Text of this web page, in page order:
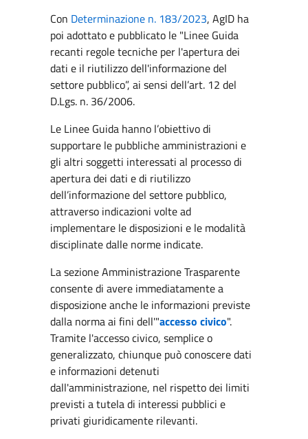
Con Determinazione n. 183/2023, AgID ha
poi adottato e pubblicato le "Linee Guida
recanti regole tecniche per l'apertura dei
dati e il riutilizzo dell'informazione del
settore pubblico”, ai sensi dell’art. 12 del
D.Lgs. n. 36/2006.
Le Linee Guida hanno l’obiettivo di
supportare le pubbliche amministrazioni e
gli altri soggetti interessati al processo di
apertura dei dati e di riutilizzo
dell’informazione del settore pubblico,
attraverso indicazioni volte ad
implementare le disposizioni e le modalità
disciplinate dalle norme indicate.
La sezione Amministrazione Trasparente
consente di avere immediatamente a
disposizione anche le informazioni previste
dalla norma ai fini dell'"accesso civico".
Tramite l'accesso civico, semplice o
generalizzato, chiunque può conoscere dati
e informazioni detenuti
dall'amministrazione, nel rispetto dei limiti
previsti a tutela di interessi pubblici e
privati giuridicamente rilevanti.